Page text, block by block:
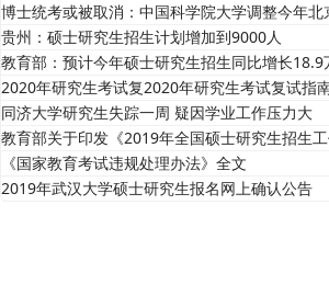
博士统考或被取消：中国科学院大学调整今年
贵州：硕士研究生招生计划增加到9000人
教育部：预计今年硕士研究生招生同比增长18.9
2020年研究生考试复2020年研究生考试复试指
同济大学研究生失踪一周 疑因学业工作压力大
教育部关于印发《2019年全国硕士研究生招生
《国家教育考试违规处理办法》全文
2019年武汉大学硕士研究生报名网上确认公告